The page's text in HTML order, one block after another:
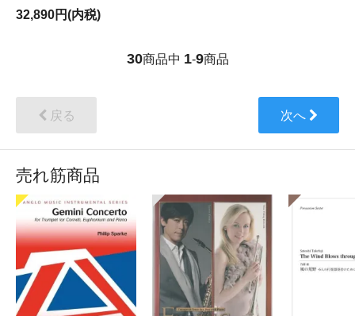
32,890円(内税)
30商品中 1-9商品
戻る 次へ
売れ筋商品